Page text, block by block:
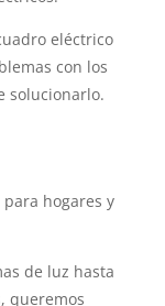
eléctrico
con los
solucionarlo.
hogares y
de luz hasta
queremos